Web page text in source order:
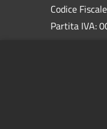
Codice
Partita IVA: